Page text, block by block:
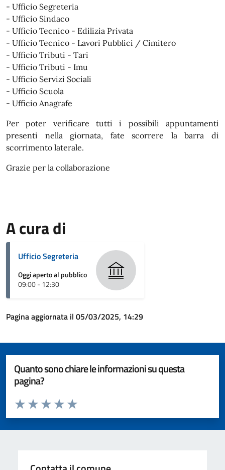
- Ufficio Segreteria
- Ufficio Sindaco
- Ufficio Tecnico - Edilizia Privata
- Ufficio Tecnico - Lavori Pubblici / Cimitero
- Ufficio Tributi - Tari
- Ufficio Tributi - Imu
- Ufficio Servizi Sociali
- Ufficio Scuola
- Ufficio Anagrafe
Per poter verificare tutti i possibili appuntamenti
presenti nella giornata, fate scorrere la barra di
scorrimento laterale.
Grazie per la collaborazione
A cura di
Ufficio Segreteria
Oggi aperto al pubblico
09:00 - 12:30
Pagina aggiornata il 05/03/2025, 14:29
Quanto sono chiare le informazioni su questa
pagina?
Valuta da 1 a 5 stelle la pagina
Valuta 5 stelle su 5
Valuta 4 stelle su 5
Valuta 3 stelle su 5
Valuta 2 stelle su 5
Valuta 1 stelle su 5